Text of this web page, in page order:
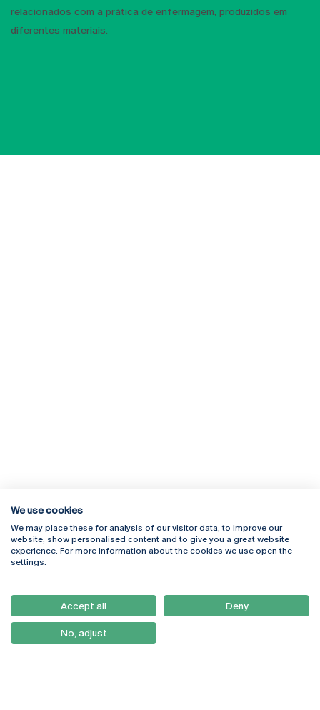
relacionados com a prática de enfermagem, produzidos em
diferentes materiais.
Rua Diogo Botelho 1327
4169-005 Porto
+351 226 196 240
Campus Online
Webmail
Como Chegar
Newsletter
We use cookies
We may place these for analysis of our visitor data, to improve our
website, show personalised content and to give you a great website
experience. For more information about the cookies we use open the
settings.
Accept all Deny
No, adjust